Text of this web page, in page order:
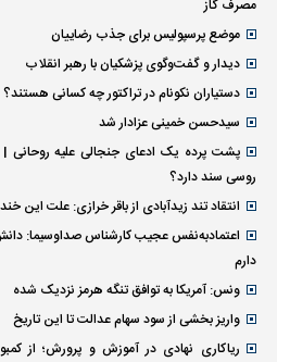
مصرف گاز
موضع پرسپولیس برای جذب رضاییان
دیدار و گفت‌وگوی پزشکیان با رهبر انقلاب
دستیاران نکونام در تراکتور چه کسانی هستند؟
سیدحسن خمینی عزادار شد
پشت پرده یک ادعای جنجالی علیه
روسی سند دارد؟
انتقاد تند زیدآبادی از باقر خرازی: علت
اعتمادبه‌نفس عجیب کارشناس صداوسیما:
دارم
ونس: آمریکا به توافق تنگه هرمز نزدیک شده
واریز بخشی از سود سهام عدالت تا این تاریخ
ریاکاری نهادی در آموزش و پرورش؛ از